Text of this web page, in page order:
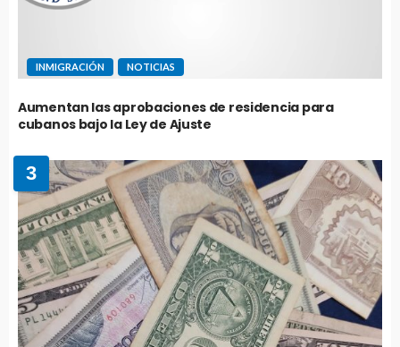
INMIGRACIÓN NOTICIAS
Aumentan las aprobaciones de residencia para
cubanos bajo la Ley de Ajuste
3